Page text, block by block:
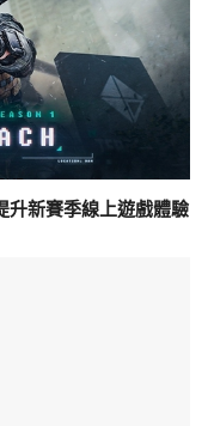
升新賽季線上遊戲體驗